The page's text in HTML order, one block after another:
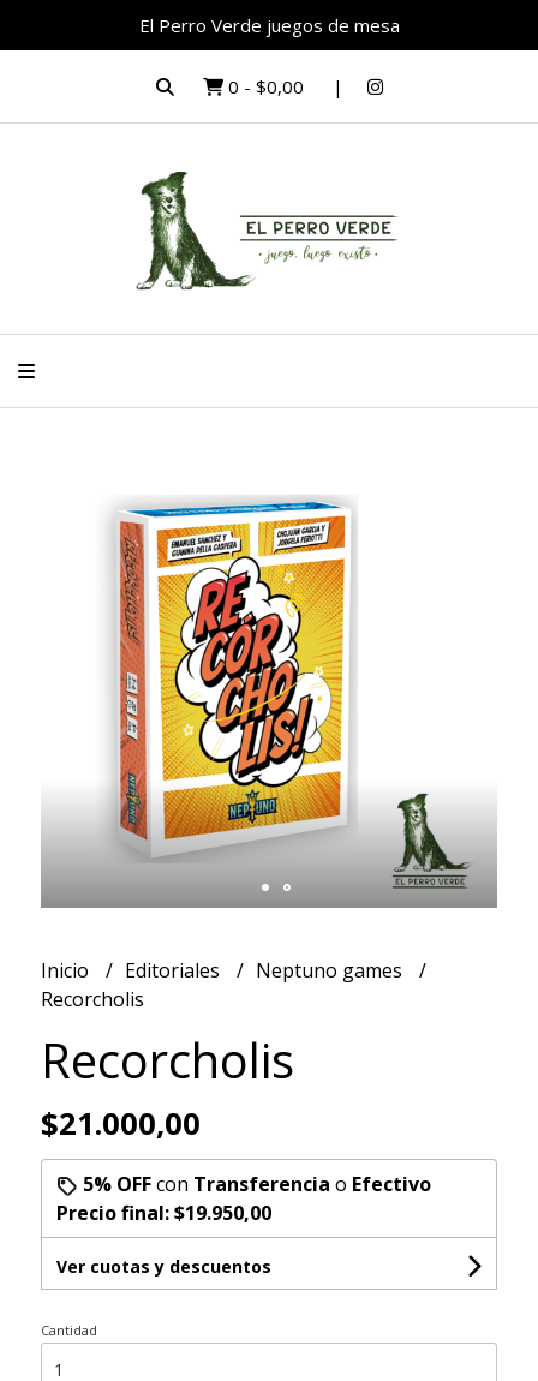
El Perro Verde juegos de mesa
0 - $0,00
Inicio Editoriales
Neptuno games
Recorcholis
Recorcholis
$21.000,00
5% OFFcon Transferencia o Efectivo
Precio final:$19.950,00
Ver cuotas y descuentos
Cantidad